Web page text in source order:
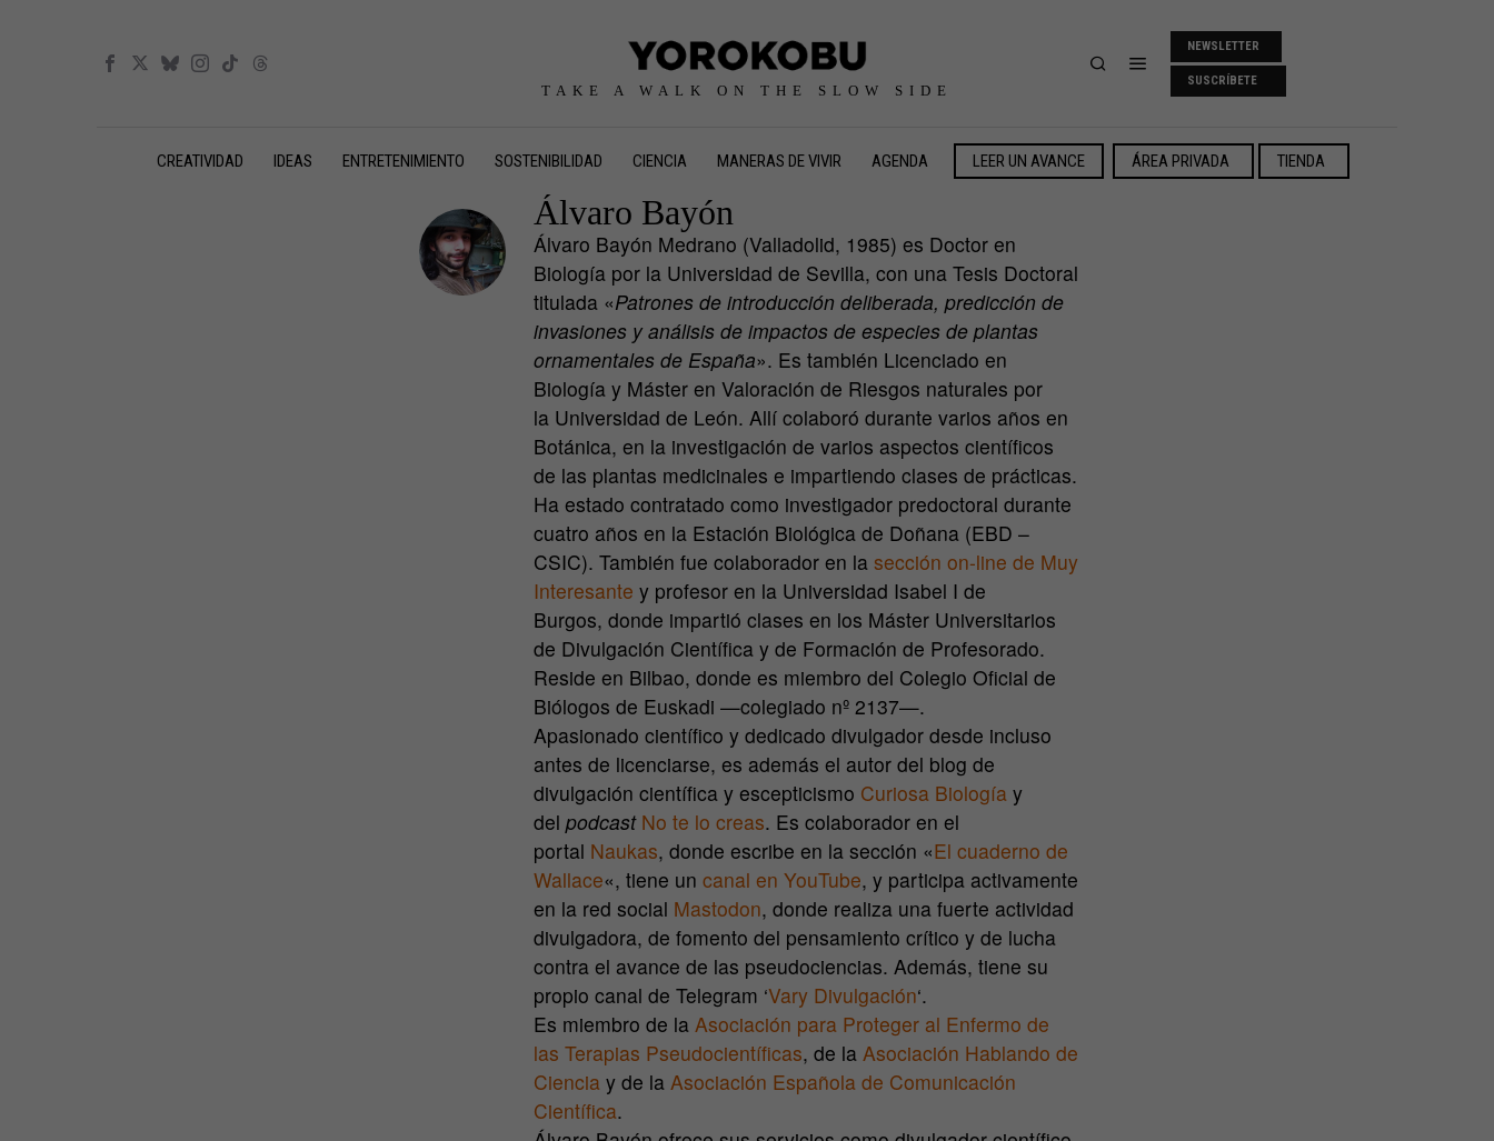
TAKE A WALK ON THE SLOW SIDE
NEWSLETTER
SUSCRÍBETE
CREATIVIDAD IDEAS ENTRETENIMIENTO SOSTENIBILIDAD CIENCIA MANERAS DE VIVIR AGENDA LEER UN AVANCE ÁREA PRIVADA TIENDA
Álvaro Bayón
Álvaro Bayón Medrano (Valladolid, 1985) es Doctor en
Biología por la Universidad de Sevilla, con una Tesis Doctoral
titulada «Patrones de introducción deliberada, predicción de
invasiones y análisis de impactos de especies de plantas
ornamentales de España». Es también Licenciado en
Biología y Máster en Valoración de Riesgos naturales por
la Universidad de León. Allí colaboró durante varios años en
Botánica, en la investigación de varios aspectos científicos
de las plantas medicinales e impartiendo clases de prácticas.
Ha estado contratado como investigador predoctoral durante
cuatro años en la Estación Biológica de Doñana (EBD –
CSIC). También fue colaborador en lasección on-line de Muy
Interesante y profesor en la Universidad Isabel I de
Burgos, donde impartió clases en los Máster Universitarios
de Divulgación Científica y de Formación de Profesorado.
Reside en Bilbao, donde es miembro del Colegio Oficial de
Biólogos de Euskadi —colegiado nº 2137—.
Apasionado científico y dedicado divulgador desde incluso
antes de licenciarse, es además el autor del blog de
divulgación científica y escepticismo Curiosa Biología y
delpodcast No te lo creas. Es colaborador en el
portal Naukas, donde escribe en la sección «El cuaderno de
Wallace«, tiene uncanal en YouTube, y participa activamente
en la red social Mastodon, donde realiza una fuerte actividad
divulgadora, de fomento del pensamiento crítico y de lucha
contra el avance de las pseudociencias. Además, tiene su
propio canal de Telegram ‘Vary Divulgación‘.
Es miembro de la Asociación para Proteger al Enfermo de
las Terapias Pseudocientíficas, de la Asociación Hablando de
Ciencia y de la Asociación Española de Comunicación
Científica.